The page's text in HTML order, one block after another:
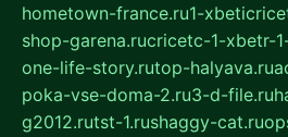
hometown-france.ru1-
shop-garena.rucricetc-1-xbetr-
one-life-story.rutop-halyava.ru
poka-vse-doma-2.ru3-d-file.ru
g2012.rutst-1.rushaggy-cat.ru